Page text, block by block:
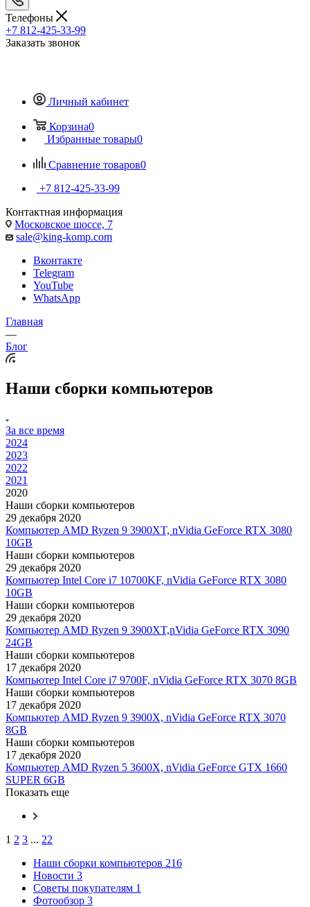
Телефоны
+7 812-425-33-99
Заказать звонок
Личный кабинет
Корзина0
Избранные товары0
Сравнение товаров0
+7 812-425-33-99
Контактная информация
Московское шоссе, 7
sale@king-komp.com
Вконтакте
Telegram
YouTube
WhatsApp
Главная
—
Блог
Наши сборки компьютеров
За все время
2024
2023
2022
2021
2020
Наши сборки компьютеров
29 декабря 2020
Компьютер AMD Ryzen 9 3900XT, nVidia GeForce RTX 3080
10GB
Наши сборки компьютеров
29 декабря 2020
Компьютер Intel Core i7 10700KF, nVidia GeForce RTX 3080
10GB
Наши сборки компьютеров
29 декабря 2020
Компьютер AMD Ryzen 9 3900XT,nVidia GeForce RTX 3090
24GB
Наши сборки компьютеров
17 декабря 2020
Компьютер Intel Core i7 9700F, nVidia GeForce RTX 3070 8GB
Наши сборки компьютеров
17 декабря 2020
Компьютер AMD Ryzen 9 3900X, nVidia GeForce RTX 3070
8GB
Наши сборки компьютеров
17 декабря 2020
Компьютер AMD Ryzen 5 3600X, nVidia GeForce GTX 1660
SUPER 6GB
Показать еще
1 2 3 ... 22
Наши сборки компьютеров 216
Новости 3
Советы покупателям 1
Фотообзор 3